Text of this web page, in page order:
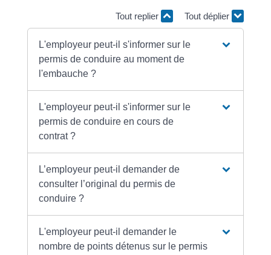
Tout replier Tout déplier
L'employeur peut-il s'informer sur le
permis de conduire au moment de
l'embauche ?
L'employeur peut-il s'informer sur le
permis de conduire en cours de
contrat ?
L’employeur peut-il demander de
consulter l’original du permis de
conduire ?
L'employeur peut-il demander le
nombre de points détenus sur le permis